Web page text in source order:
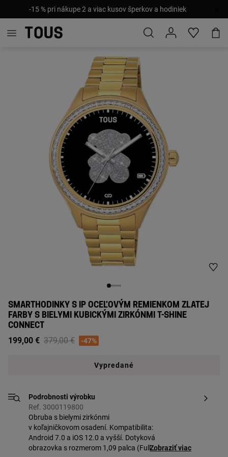
-15 % pri nákupe 2 a viac kusov šperkov a hodiniek
SMARTHODINKY S IP OCEĽOVÝM REMIENKOM ZLATEJ
FARBY S BIELYMI KUBICKÝMI ZIRKÓNMI T-SHINE
CONNECT
199,00 € Price reduced from
379,00 €to-47%
Vypredané
Podrobnosti výrobku
Ref. 3000119800
Obruba s bielymi zirkónmi
v koľajničkovom osadení. Kompatibilita:
Android 7.0 a iOS 12.0 a vyšší. Dotyková
obrazovka s rozmerom 1,09 palca (FullZobraziť viac